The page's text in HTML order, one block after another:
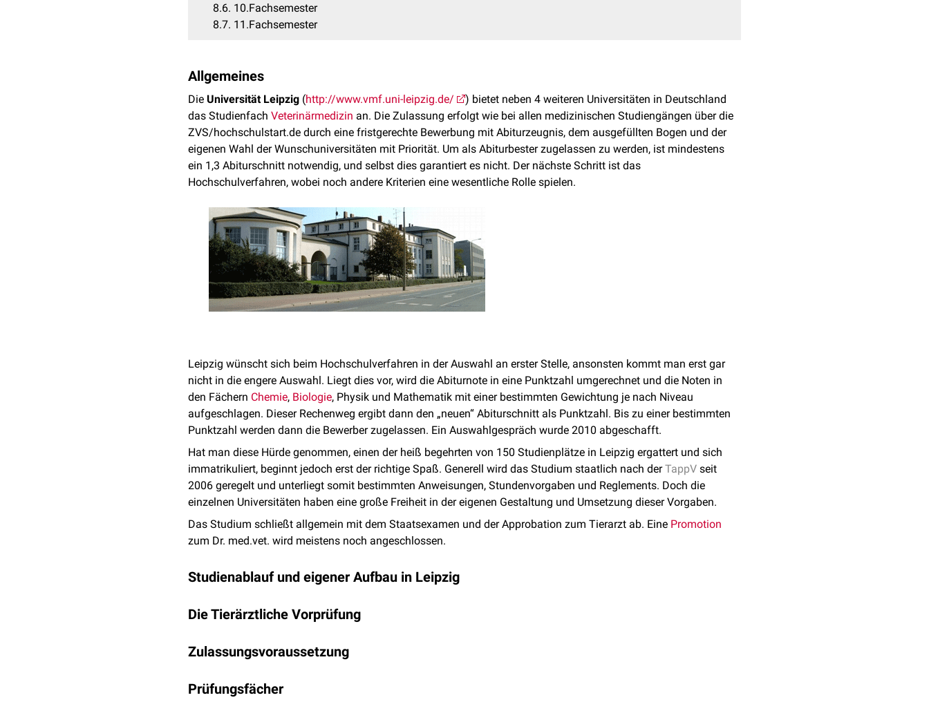
8.6 10.Fachsemester
8.7 11.Fachsemester
Allgemeines
Die Universität Leipzig (http://www.vmf.uni-leipzig.de/
) bietet neben 4 weiteren Universitäten in Deutschland
das Studienfach Veterinärmedizin an. Die Zulassung erfolgt wie bei allen medizinischen Studiengängen über die
ZVS/hochschulstart.de durch eine fristgerechte Bewerbung mit Abiturzeugnis, dem ausgefüllten Bogen und der
eigenen Wahl der Wunschuniversitäten mit Priorität. Um als Abiturbester zugelassen zu werden, ist mindestens
ein 1,3 Abiturschnitt notwendig, und selbst dies garantiert es nicht. Der nächste Schritt ist das
Hochschulverfahren, wobei noch andere Kriterien eine wesentliche Rolle spielen.
Leipzig wünscht sich beim Hochschulverfahren in der Auswahl an erster Stelle, ansonsten kommt man erst gar
nicht in die engere Auswahl. Liegt dies vor, wird die Abiturnote in eine Punktzahl umgerechnet und die Noten in
den Fächern Chemie, Biologie, Physik und Mathematik mit einer bestimmten Gewichtung je nach Niveau
aufgeschlagen. Dieser Rechenweg ergibt dann den „neuen“ Abiturschnitt als Punktzahl. Bis zu einer bestimmten
Punktzahl werden dann die Bewerber zugelassen. Ein Auswahlgespräch wurde 2010 abgeschafft.
Hat man diese Hürde genommen, einen der heiß begehrten von 150 Studienplätze in Leipzig ergattert und sich
immatrikuliert, beginnt jedoch erst der richtige Spaß. Generell wird das Studium staatlich nach derTappV seit
2006 geregelt und unterliegt somit bestimmten Anweisungen, Stundenvorgaben und Reglements. Doch die
einzelnen Universitäten haben eine große Freiheit in der eigenen Gestaltung und Umsetzung dieser Vorgaben.
Das Studium schließt allgemein mit dem Staatsexamen und der Approbation zum Tierarzt ab. Eine Promotion
zum Dr. med.vet. wird meistens noch angeschlossen.
Studienablauf und eigener Aufbau in Leipzig
wissenschaftlich-theoretische Teil wird an der Universität in Form von Vorlesungen, Seminaren,
Pflichtlehrveranstaltungen werden themenbezogen in Modulen zusammengefasst, in welchen Inhalten
individuelle Eigenheit von Leipzig, es gibt Module wie „
es, durch die Fusion vieler Bereiche (
Die Tierärztliche Vorprüfung
Naturwissenschaftlicher Abschnitt der Tierärztlichen Vorprüfung (Vorphysikum) mit den Prüfungsfächern
Prüfungsvorleistung:
Zulassungsvoraussetzung
In jeder Prüfung ist mindestens ein „ausreichend“ zu erreichen. Es müssen alle Prüfungen bestanden werden, um
Prüfungsfächer